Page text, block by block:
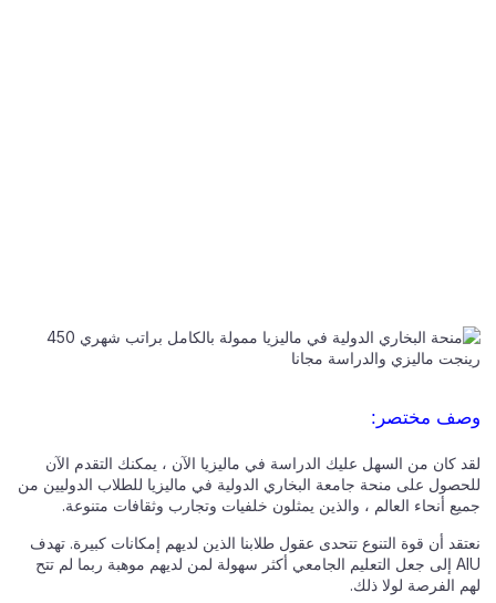
وصف مختصر:
لقد كان من السهل عليك الدراسة في ماليزيا الآن ، يمكنك التقدم الآن
للحصول على منحة جامعة البخاري الدولية في ماليزيا للطلاب الدوليين من
جميع أنحاء العالم ، والذين يمثلون خلفيات وتجارب وثقافات متنوعة.
نعتقد أن قوة التنوع تتحدى عقول طلابنا الذين لديهم إمكانات كبيرة. تهدف
AIU إلى جعل التعليم الجامعي أكثر سهولة لمن لديهم موهبة ربما لم تتح
لهم الفرصة لولا ذلك.